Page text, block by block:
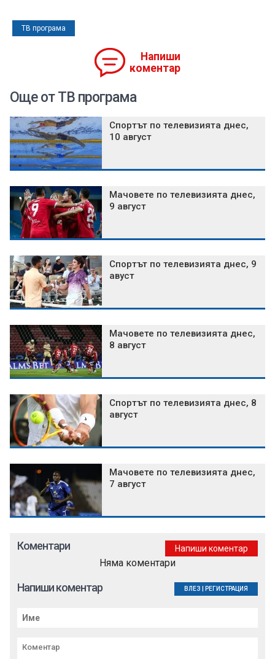
ТВ програма
Напиши
коментар
Още от ТВ програма
Спортът по телевизията днес,
10 август
Мачовете по телевизията днес,
9 август
Спортът по телевизията днес, 9
авуст
Мачовете по телевизията днес,
8 август
Спортът по телевизията днес, 8
август
Мачовете по телевизията днес,
7 август
Коментари Напиши коментар
Няма коментари
Напиши коментар ВЛЕЗ РЕГИСТРАЦИЯ